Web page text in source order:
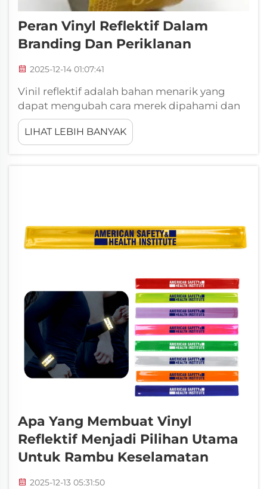
Peran Vinyl Reflektif Dalam
Branding Dan Periklanan
2025-12-14 01:07:41
Vinil reflektif adalah bahan menarik yang
dapat mengubah cara merek dipahami dan
diingat. Vinil ini bercahaya, terutama pada
malam hari atau dalam cahaya redup,
sehingga menarik perhatian orang. Sifat
LIHAT LEBIH BANYAK
Apa Yang Membuat Vinyl
Reflektif Menjadi Pilihan Utama
Untuk Rambu Keselamatan
2025-12-13 05:31:50